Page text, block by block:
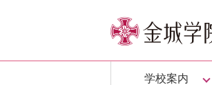
学校案内